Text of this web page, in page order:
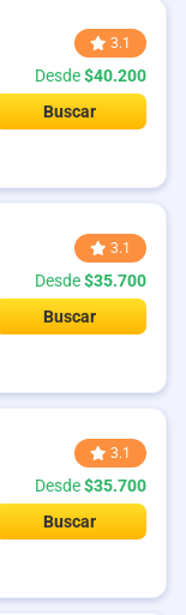
3.1
Desde$40.200
Buscar
3.1
Desde$35.700
Buscar
3.1
Desde$35.700
Buscar